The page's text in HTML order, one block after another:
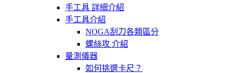
手工具 詳細介紹
手工具介紹
NOGA刮刀各類區分
螺絲攻 介紹
量測儀器
如何挑選卡尺？